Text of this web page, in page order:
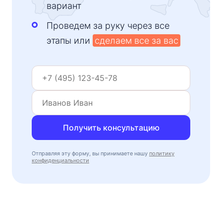
вариант
Проведем за руку через все
этапы или сделаем все за вас
Получить консультацию
Отправляя эту форму, вы принимаете нашу политику
конфиденциальности